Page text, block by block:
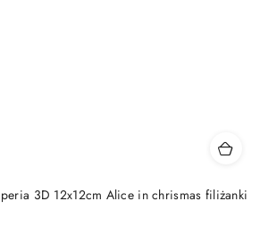
3D 12x12cm Alice in chrismas filiżanki